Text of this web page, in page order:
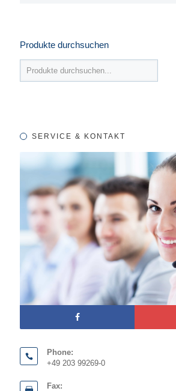
Produkte durchsuchen
SERVICE & KONTAKT
Phone:
+49 203 99269-0
Fax: